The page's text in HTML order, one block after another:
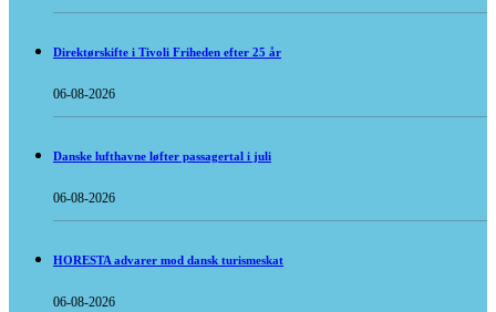
Direktørskifte i Tivoli Friheden efter 25 år
06-08-2026
Danske lufthavne løfter passagertal i juli
06-08-2026
HORESTA advarer mod dansk turismeskat
06-08-2026